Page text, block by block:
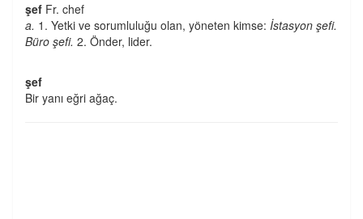
şef Fr. chef
a. 1. Yetki ve sorumluluğu olan, yöneten kimse: İstasyon şefi.
Büro şefi. 2. Önder, lider.
şef
Bir yanı eğri ağaç.